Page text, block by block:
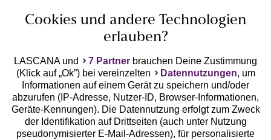
Geprüfte Sicherheit
Cookies und andere Technologien
erlauben?
LASCANA und 7 Partner brauchen Deine Zustimmung
(Klick auf „Ok”) bei vereinzelten
Datennutzungen, um
Informationen auf einem Gerät zu speichern und/oder
abzurufen (IP-Adresse, Nutzer-ID, Browser-Informationen,
Geräte-Kennungen). Die Datennutzung erfolgt zum Zweck
der Identifikation auf Drittseiten (auch unter Nutzung
pseudonymisierter E-Mail-Adressen), für personalisierte